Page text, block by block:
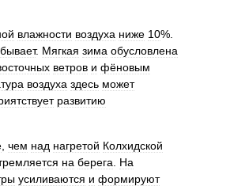
влажности воздуха ниже 10%.
бывает. Мягкая зима обусловлена
ветров и фёновым
воздуха здесь может
развитию
чем над нагретой Колхидской
на берега
На
усиливаются и формируют